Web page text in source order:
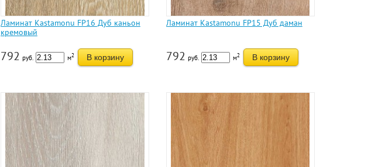
Ламинат Kastamonu FP16 Дуб каньон
кремовый
792 руб. м2 В корзину
Ламинат Kastamonu FP15 Дуб даман
792 руб. м2 В корзину